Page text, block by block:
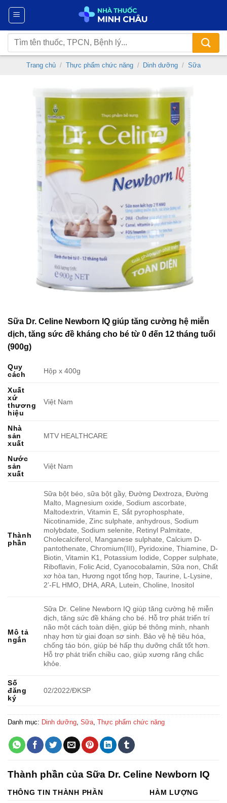
Chuyển
nội
dung
Tìm
kiếm:
Trang chủ / Thực phẩm chức năng / Dinh dưỡng / Sữa
Sữa Dr. Celine Newborn IQ giúp tăng cường hệ miễn
dịch, tăng sức đề kháng cho bé từ 0 đến 12 tháng tuổi
(900g)
Quy
cách
Hộp x 400g
Xuất
xứ
thương
hiệu
Việt Nam
Nhà
sản
xuất
MTV HEALTHCARE
Nước
sản
xuất
Việt Nam
Thành
phần
Sữa bột béo, sữa bột gầy, Đường Dextroza, Đường
Malto, Magnesium oxide, Sodium ascorbate,
Maltodextrin, Vitamin E, Sắt pyrophosphate,
Nicotinamide, Zinc sulphate, anhydrous, Sodium
molybdate, Sodium selenite, Retinyl Palmitate,
Cholecalciferol, Manganese sulphate, Calcium D-
pantothenate, Chromium(III), Pyridoxine, Thiamine, D-
Biotin, Vitamin K1, Potassium Iodide, Copper sulphate,
Riboflavin, Folic Acid, Cyanocobalamin, Sữa non, Chất
xơ hòa tan, Hương ngọt tổng hợp, Taurine, L-Lysine,
2’-FL HMO, DHA, ARA, Lutein, Choline, Inositol
Mô tả
ngắn
Sữa Dr. Celine Newborn IQ giúp tăng cường hệ miễn
dịch, tăng sức đề kháng cho bé. Hỗ trợ phát triển trí
não một cách toàn diện, giúp bé thông minh, nhanh
nhạy hơn từ giai đoạn sơ sinh. Bảo vệ hệ tiêu hóa,
chống táo bón, giúp bé hấp thụ dưỡng chất tốt hơn.
Hỗ trợ phát triển chiều cao, giúp xương răng chắc
khỏe.
Số
đăng
ký
02/2022/ĐKSP
Danh mục: Dinh dưỡng Sữa Thực phẩm chức năng
Thành phần của Sữa Dr. Celine Newborn IQ
THÔNG TIN THÀNH PHẦN HÀM LƯỢNG